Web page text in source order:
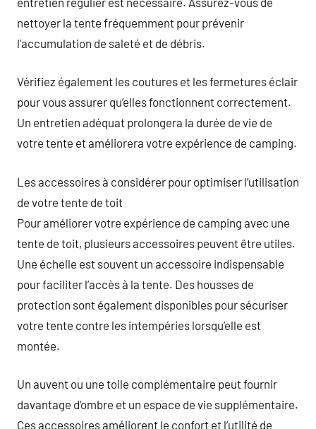
nettoyer la tente fréquemment pour prévenir
l’accumulation de saleté et de débris.
Vérifiez également les coutures et les fermetures éclair
pour vous assurer qu’elles fonctionnent correctement.
Un entretien adéquat prolongera la durée de vie de
votre tente et améliorera votre expérience de camping.
Les accessoires à considérer pour optimiser l’utilisation
de votre tente de toit
Pour améliorer votre expérience de camping avec une
tente de toit, plusieurs accessoires peuvent être utiles.
Une échelle est souvent un accessoire indispensable
pour faciliter l’accès à la tente. Des housses de
protection sont également disponibles pour sécuriser
votre tente contre les intempéries lorsqu’elle est
montée.
Un auvent ou une toile complémentaire peut fournir
davantage d’ombre et un espace de vie supplémentaire.
Ces accessoires améliorent le confort et l’utilité de